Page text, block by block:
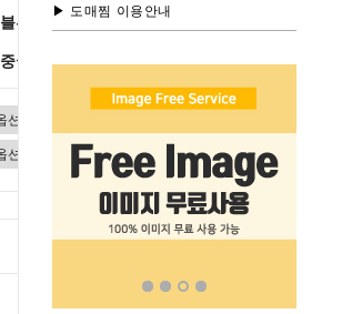
▶ 도매찜 이용안내
블루모드 제휴사
중국